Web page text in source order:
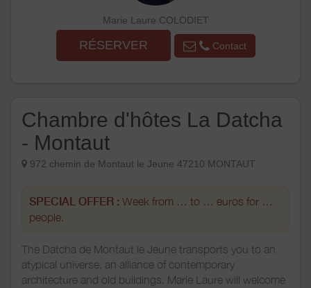
Marie Laure COLODIET
RÉSERVER Contact
Chambre d'hôtes La Datcha
- Montaut
972 chemin de Montaut le Jeune 47210 MONTAUT
SPECIAL OFFER : Week from … to … euros for …
people.
The Datcha de Montaut le Jeune transports you to an
atypical universe, an alliance of contemporary
architecture and old buildings. Marie Laure will welcome